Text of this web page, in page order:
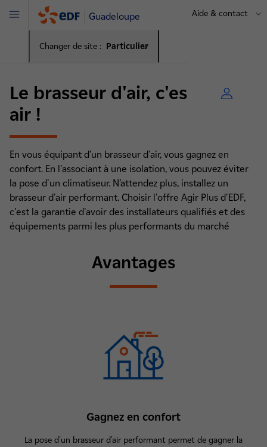
Guadeloupe
Changer de site : Particulier
Aide & contact
Menu
Le brasseur d'air, c'est le bon
air !
En vous équipant d’un brasseur d'air, vous gagnez en
confort. En l'associant à une isolation, vous pouvez éviter
la pose d'un climatiseur. N’attendez plus, installez un
brasseur d'air performant. Choisir l'offre Agir Plus d'EDF,
c'est la garantie d'avoir des installateurs qualifiés et des
équipements parmi les plus performants du marché
Avantages
Gagnez en confort
La pose d'un brasseur d'air performant permet de gagner la